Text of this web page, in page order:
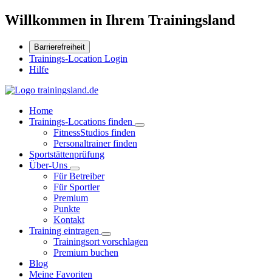
Willkommen in Ihrem Trainingsland
Barrierefreiheit
Trainings-Location Login
Hilfe
Home
Trainings-Locations finden
FitnessStudios finden
Personaltrainer finden
Sportstättenprüfung
Über-Uns
Für Betreiber
Für Sportler
Premium
Punkte
Kontakt
Training eintragen
Trainingsort vorschlagen
Premium buchen
Blog
Meine Favoriten